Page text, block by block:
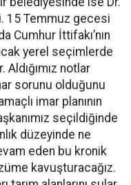
15 Temmuz gecesi
Cumhur İttifakı’nın
yerel seçimlerde
notlar
sorunu olduğunu
imar planının
seçildiğinde
düzeyinde ne
eden bu kronik
kavuşturacağız.